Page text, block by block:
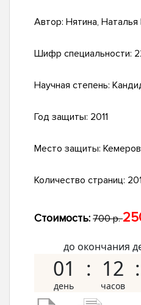
Автор: Нятина,
Шифр специальности:
Научная степень:
Год защиты: 2011
Место защиты:
Количество страниц:
Стоимость: 700 р.
до окончания
01 12